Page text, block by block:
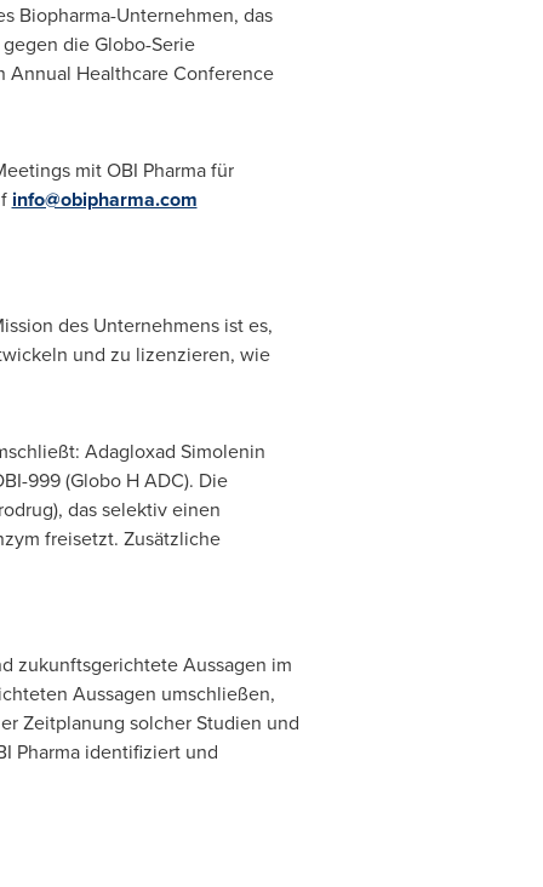
Biopharma-Unternehmen, das
die Globo-Serie
Annual Healthcare Conference
mit OBI Pharma für
info@obipharma.com
des Unternehmens ist es,
und zu lizenzieren, wie
Adagloxad Simolenin
999 (Globo H ADC). Die
das selektiv einen
freisetzt. Zusätzliche
zukunftsgerichtete Aussagen im
Aussagen umschließen,
Zeitplanung solcher Studien und
Pharma identifiziert und